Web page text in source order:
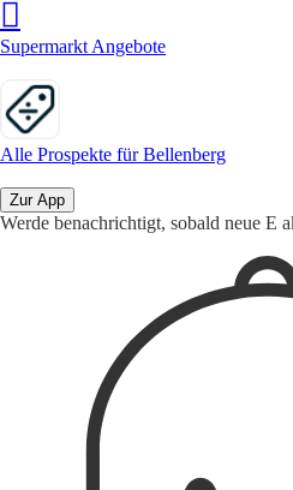
Supermarkt Angebote
Alle Prospekte für Bellenberg
Zur App
Werde benachrichtigt, sobald neue E